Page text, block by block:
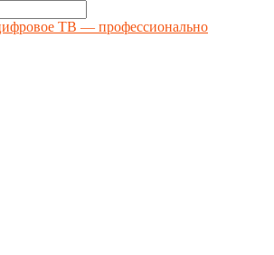
ТВ — профессионально